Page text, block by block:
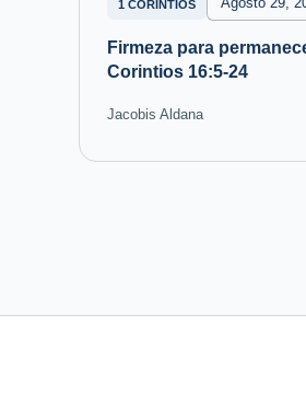
1 CORINTIOS
Firmeza para
Corintios 16:5-24
Jacobis Aldana